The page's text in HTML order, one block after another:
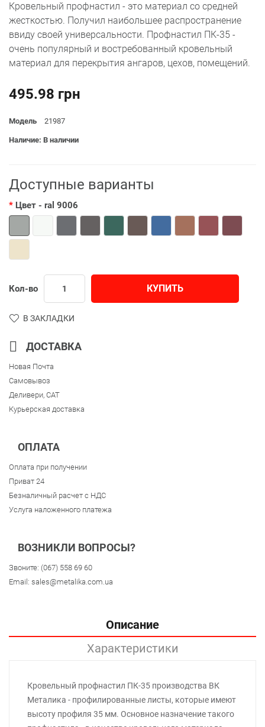
Кровельный профнастил - это материал со средней
жесткостью. Получил наибольшее распространение
ввиду своей универсальности. Профнастил ПК-35 -
очень популярный и востребованный кровельный
материал для перекрытия ангаров, цехов, помещений.
495.98 грн
Модель 21987
Наличие: В наличии
Доступные варианты
Цвет - ral 9006
Кол-во КУПИТЬ
В ЗАКЛАДКИ
ДОСТАВКА
Новая Почта
Самовывоз
Деливери, CAT
Курьерская доставка
ОПЛАТА
Оплата при получении
Приват 24
Безналичный расчет с НДС
Услуга наложенного платежа
ВОЗНИКЛИ ВОПРОСЫ?
Звоните: (067) 558 69 60
Email: sales@metalika.com.ua
Описание
Характеристики
Кровельный профнастил ПК-35 производства ВК
Металика - профилированные листы, которые имеют
высоту профиля 35 мм. Основное назначение такого